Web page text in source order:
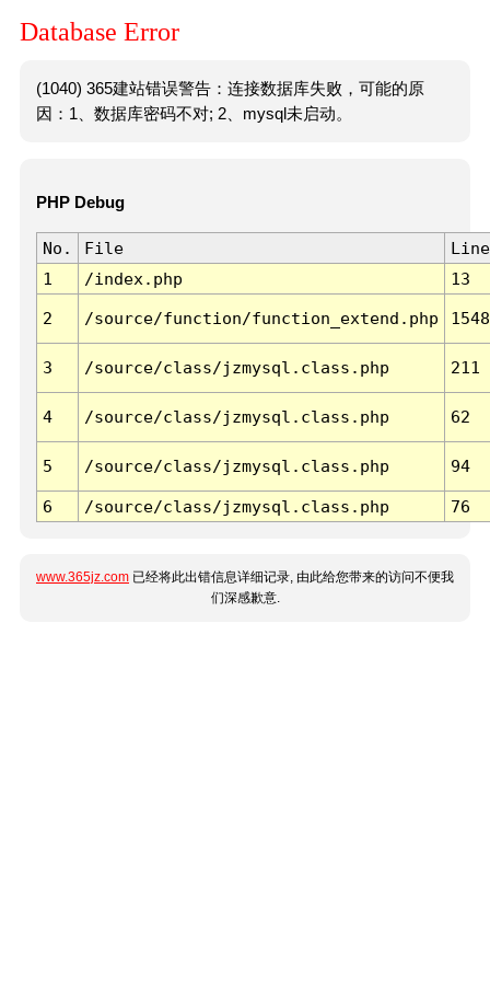
Database Error
(1040) 365建站错误警告：连接数据库失败，可能的原
因：1、数据库密码不对; 2、mysql未启动。
PHP Debug
No. File
Line
1
/index.php 13
2 /source/function/function_extend.php 1548
3 /source/class/jzmysql.class.php 211
4 /source/class/jzmysql.class.php 62
5 /source/class/jzmysql.class.php 94
6 /source/class/jzmysql.class.php 76
www.365jz.com 已经将此出错信息详细记录, 由此给您带来的访问不便我
们深感歉意.